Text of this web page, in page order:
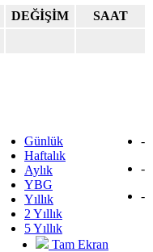
DEĞİŞİM
SAAT
-
-
-
Günlük
Haftalık
Aylık
YBG
Yıllık
2 Yıllık
5 Yıllık
Tam Ekran